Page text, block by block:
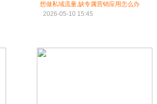
想做私域流量,缺专属营销应用怎么办
2026-05-10 15:45